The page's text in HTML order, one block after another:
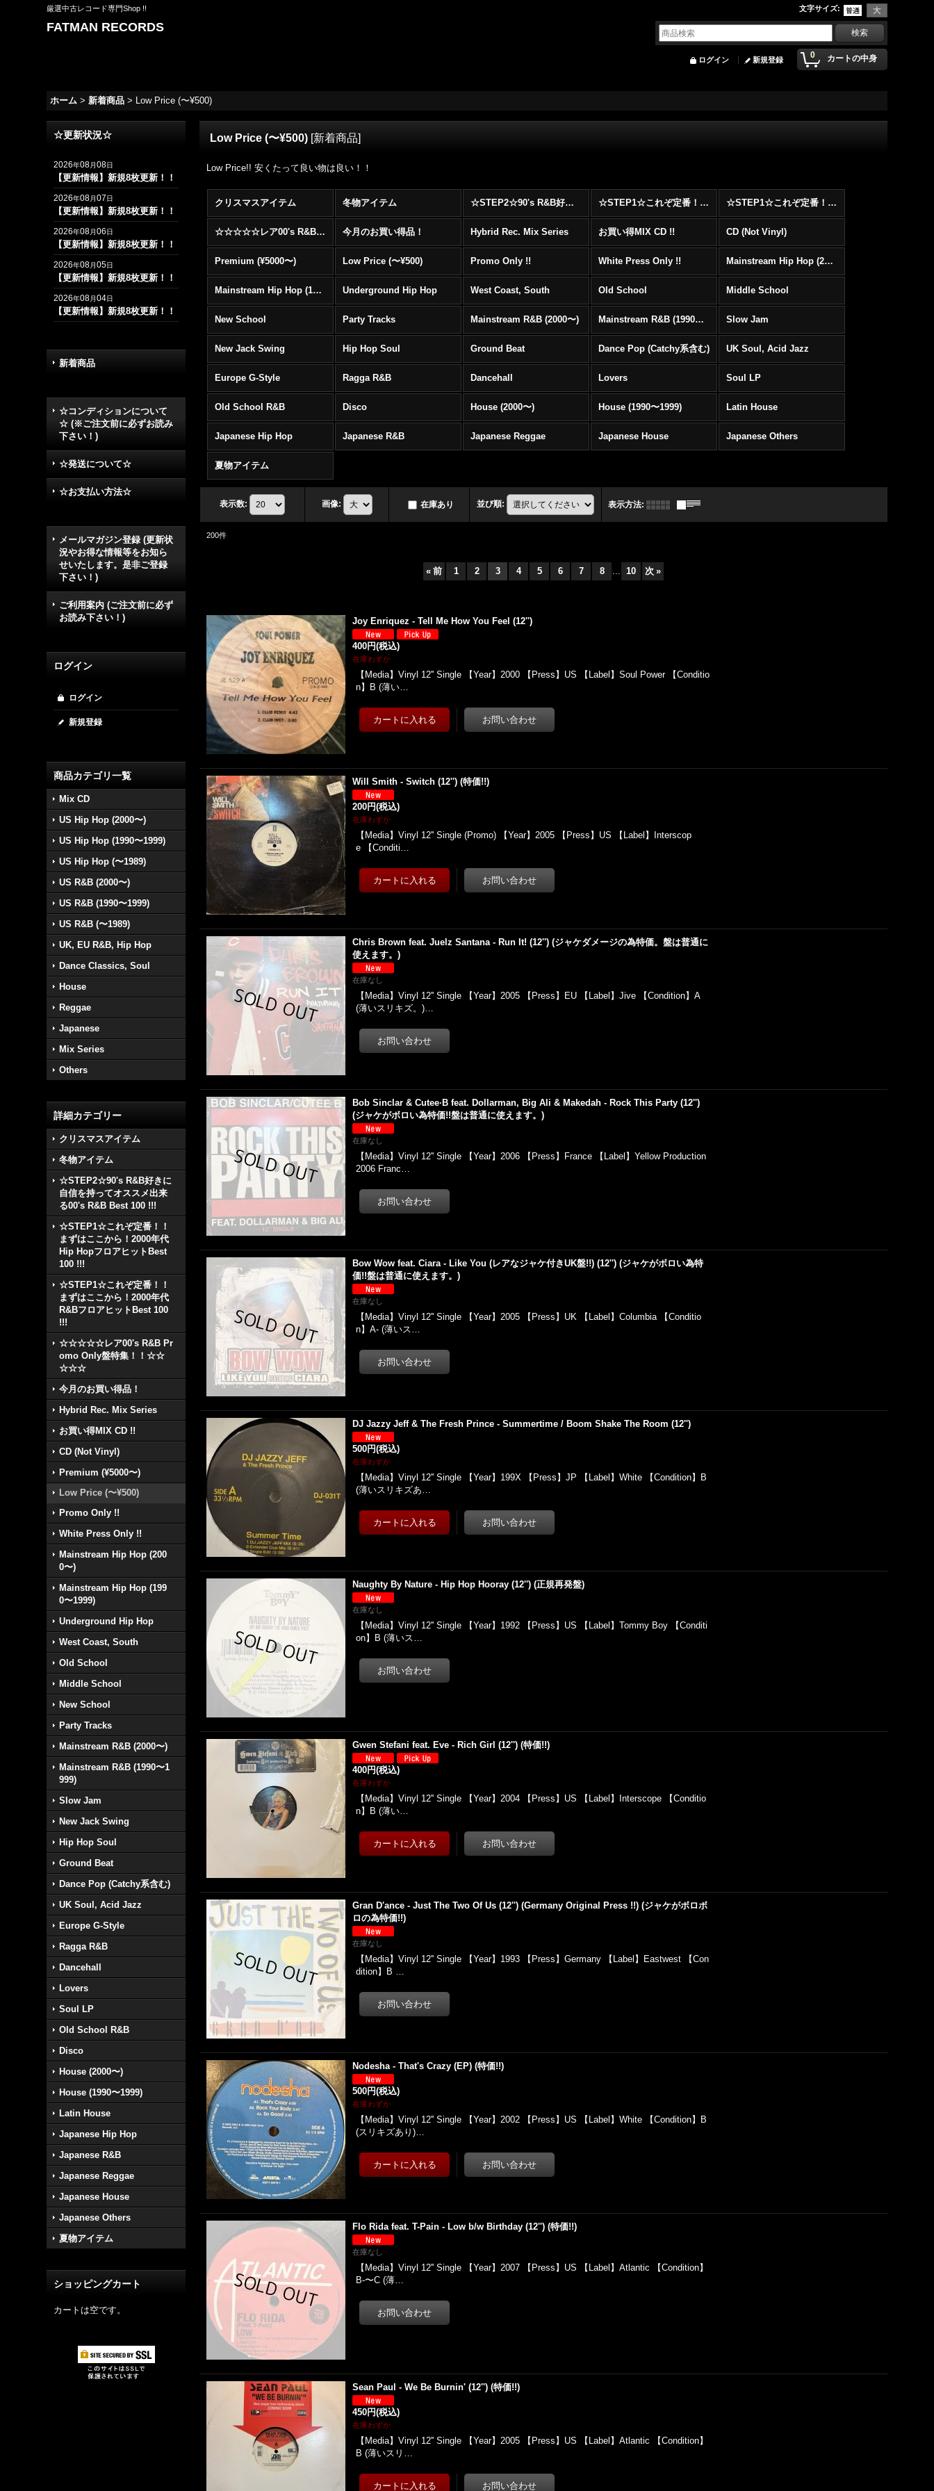
厳選中古レコード専門Shop !! 文字サイズ:
FATMAN RECORDS
0 カートの中身
ログイン 新規登録
ホーム > 新着商品 > Low Price (〜¥500)
☆更新状況☆
2026年08月08日
【更新情報】新規8枚更新！！
2026年08月07日
【更新情報】新規8枚更新！！
2026年08月06日
【更新情報】新規8枚更新！！
2026年08月05日
【更新情報】新規8枚更新！！
2026年08月04日
【更新情報】新規8枚更新！！
新着商品
☆コンディションについて
☆ (※ご注文前に必ずお読み
下さい！)
☆発送について☆
☆お支払い方法☆
メールマガジン登録 (更新状
況やお得な情報等をお知ら
せいたします。是非ご登録
下さい！)
ご利用案内 (ご注文前に必ず
お読み下さい！)
ログイン
ログイン
新規登録
商品カテゴリ一覧
Mix CD
US Hip Hop (2000〜)
US Hip Hop (1990〜1999)
US Hip Hop (〜1989)
US R&B (2000〜)
US R&B (1990〜1999)
US R&B (〜1989)
UK, EU R&B, Hip Hop
Dance Classics, Soul
House
Reggae
Japanese
Mix Series
Others
詳細カテゴリー
クリスマスアイテム
冬物アイテム
☆STEP2☆90's R&B好きに
自信を持ってオススメ出来
る00's R&B Best 100 !!!
☆STEP1☆これぞ定番！！
まずはここから！2000年代
Hip HopフロアヒットBest
100 !!!
☆STEP1☆これぞ定番！！
まずはここから！2000年代
R&BフロアヒットBest 100
!!!
☆☆☆☆☆レア00's R&B Pr
omo Only盤特集！！☆☆
☆☆☆
今月のお買い得品！
Hybrid Rec. Mix Series
お買い得MIX CD !!
CD (Not Vinyl)
Premium (¥5000〜)
Low Price (〜¥500)
Promo Only !!
White Press Only !!
Mainstream Hip Hop (200
0〜)
Mainstream Hip Hop (199
0〜1999)
Underground Hip Hop
West Coast, South
Old School
Middle School
New School
Party Tracks
Mainstream R&B (2000〜)
Mainstream R&B (1990〜1
999)
Slow Jam
New Jack Swing
Hip Hop Soul
Ground Beat
Dance Pop (Catchy系含む)
UK Soul, Acid Jazz
Europe G-Style
Ragga R&B
Dancehall
Lovers
Soul LP
Old School R&B
Disco
House (2000〜)
House (1990〜1999)
Latin House
Japanese Hip Hop
Japanese R&B
Japanese Reggae
Japanese House
Japanese Others
夏物アイテム
ショッピングカート
カートは空です。
Low Price (〜¥500) [新着商品]
Low Price!! 安くたって良い物は良い！！
クリスマスアイテム 冬物アイテム ☆STEP2☆90's R&B好きに自信を持ってオススメ出来る00's R&B Best 100 !!! ☆STEP1☆これぞ定番！！まずはここから！2000年代Hip HopフロアヒットBest 100 !!! ☆STEP1☆これぞ定番！！まずはここから！2000年代R&BフロアヒットBest 100 !!!
☆☆☆☆☆レア00's R&B Promo Only盤特集！！☆☆☆☆☆ 今月のお買い得品！ Hybrid Rec. Mix Series お買い得MIX CD !! CD (Not Vinyl)
Premium (¥5000〜) Low Price (〜¥500) Promo Only !! White Press Only !! Mainstream Hip Hop (2000〜)
Mainstream Hip Hop (1990〜1999) Underground Hip Hop West Coast, South Old School Middle School
New School Party Tracks Mainstream R&B (2000〜) Mainstream R&B (1990〜1999) Slow Jam
New Jack Swing Hip Hop Soul Ground Beat Dance Pop (Catchy系含む) UK Soul, Acid Jazz
Europe G-Style Ragga R&B Dancehall Lovers Soul LP
Old School R&B Disco House (2000〜) House (1990〜1999) Latin House
Japanese Hip Hop Japanese R&B Japanese Reggae Japanese House Japanese Others
夏物アイテム
表示数: 画像: 在庫あり 並び順: 表示方法:
200件
« 前 1 2 3 4 5 6 7 8 ... 10 次 »
Joy Enriquez - Tell Me How You Feel (12'')
400円(税込)
在庫わずか
【Media】Vinyl 12'' Single 【Year】2000 【Press】US 【Label】Soul Power 【Conditio
n】B (薄い…
Will Smith - Switch (12'') (特価!!)
200円(税込)
在庫わずか
【Media】Vinyl 12'' Single (Promo) 【Year】2005 【Press】US 【Label】Interscop
e 【Conditi…
Chris Brown feat. Juelz Santana - Run It! (12'') (ジャケダメージの為特価。盤は普通に
使えます。)
在庫なし
【Media】Vinyl 12'' Single 【Year】2005 【Press】EU 【Label】Jive 【Condition】A
(薄いスリキズ。)…
Bob Sinclar & Cutee·B feat. Dollarman, Big Ali & Makedah - Rock This Party (12'')
(ジャケがボロい為特価!!盤は普通に使えます。)
在庫なし
【Media】Vinyl 12'' Single 【Year】2006 【Press】France 【Label】Yellow Production
2006 Franc…
Bow Wow feat. Ciara - Like You (レアなジャケ付きUK盤!!) (12'') (ジャケがボロい為特
価!!盤は普通に使えます。)
在庫なし
【Media】Vinyl 12'' Single 【Year】2005 【Press】UK 【Label】Columbia 【Conditio
n】A- (薄いス…
DJ Jazzy Jeff & The Fresh Prince - Summertime / Boom Shake The Room (12'')
500円(税込)
在庫わずか
【Media】Vinyl 12'' Single 【Year】199X 【Press】JP 【Label】White 【Condition】B
(薄いスリキズあ…
Naughty By Nature - Hip Hop Hooray (12'') (正規再発盤)
在庫なし
【Media】Vinyl 12'' Single 【Year】1992 【Press】US 【Label】Tommy Boy 【Conditi
on】B (薄いス…
Gwen Stefani feat. Eve - Rich Girl (12'') (特価!!)
400円(税込)
在庫わずか
【Media】Vinyl 12'' Single 【Year】2004 【Press】US 【Label】Interscope 【Conditio
n】B (薄い…
Gran D'ance - Just The Two Of Us (12'') (Germany Original Press !!) (ジャケがボロボ
ロの為特価!!)
在庫なし
【Media】Vinyl 12'' Single 【Year】1993 【Press】Germany 【Label】Eastwest 【Con
dition】B …
Nodesha - That's Crazy (EP) (特価!!)
500円(税込)
在庫わずか
【Media】Vinyl 12'' Single 【Year】2002 【Press】US 【Label】White 【Condition】B
(スリキズあり)…
Flo Rida feat. T-Pain - Low b/w Birthday (12'') (特価!!)
在庫なし
【Media】Vinyl 12'' Single 【Year】2007 【Press】US 【Label】Atlantic 【Condition】
B-〜C (薄…
Sean Paul - We Be Burnin' (12'') (特価!!)
450円(税込)
在庫わずか
【Media】Vinyl 12'' Single 【Year】2005 【Press】US 【Label】Atlantic 【Condition】
B (薄いスリ…